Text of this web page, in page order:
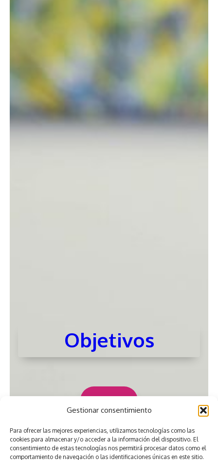
Gestionar consentimiento
Para ofrecer las mejores experiencias, utilizamos tecnologías como las
cookies para almacenar y/o acceder a la información del dispositivo. El
consentimiento de estas tecnologías nos permitirá procesar datos como el
comportamiento de navegación o las identificaciones únicas en este sitio.
Objetivos
Ver más